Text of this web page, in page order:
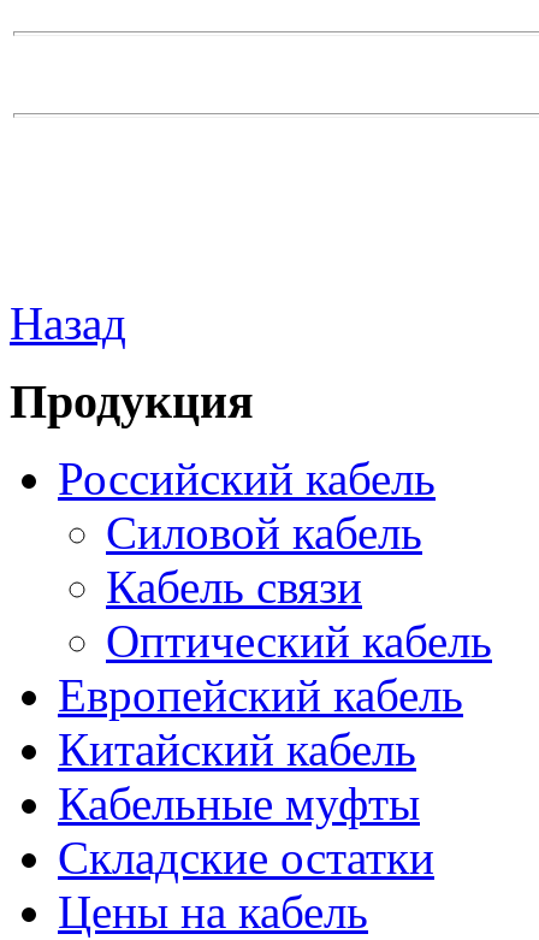
Назад
Продукция
Российский кабель
Силовой кабель
Кабель связи
Оптический кабель
Европейский кабель
Китайский кабель
Кабельные муфты
Складские остатки
Цены на кабель